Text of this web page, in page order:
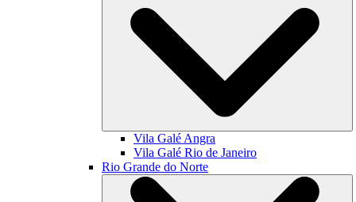
Vila Galé Angra
Vila Galé Rio de Janeiro
Rio Grande do Norte